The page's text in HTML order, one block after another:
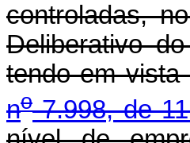
controladas,
Deliberativo
tendo em
no7.998, de